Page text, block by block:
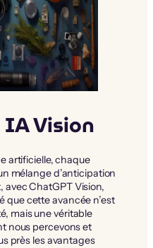
Vision
artificielle, chaque
mélange d’anticipation
ChatGPT Vision,
cette avancée n’est
mais une véritable
nous percevons et
près les avantages